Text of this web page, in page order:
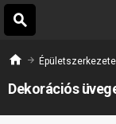
Dekorációs